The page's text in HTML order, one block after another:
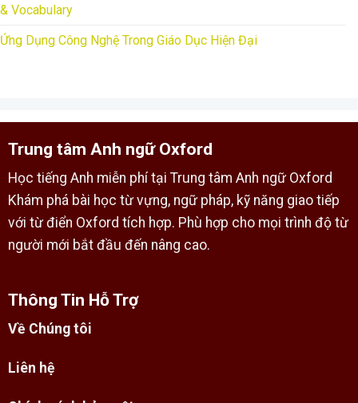
& Vocabulary
Ứng Dụng Công Nghệ Trong Giáo Dục Hiện Đại
Trung tâm Anh ngữ Oxford
Học tiếng Anh miễn phí tại Trung tâm Anh ngữ Oxford
Khám phá bài học từ vựng, ngữ pháp, kỹ năng giao tiếp
với từ điển Oxford tích hợp. Phù hợp cho mọi trình độ từ
người mới bắt đầu đến nâng cao.
Thông Tin Hỗ Trợ
Về Chúng tôi
Liên hệ